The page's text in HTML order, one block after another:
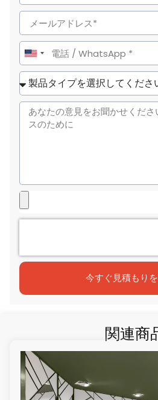
United
States
+1
今すぐ見積もりを
関連商